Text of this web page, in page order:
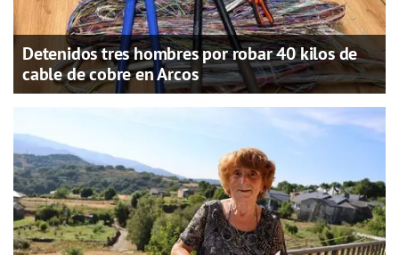
Detenidos tres hombres por robar 40 kilos de
cable de cobre en Arcos